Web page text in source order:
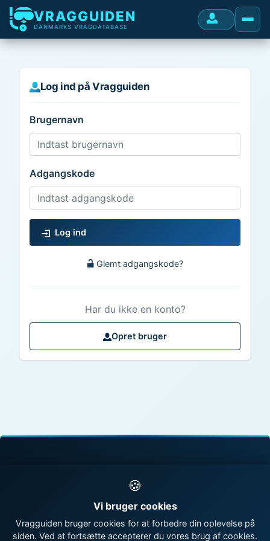
VRAGGUIDEN
DANMARKS VRAGDATABASE
Log ind på Vragguiden
Brugernavn
Adgangskode
Log ind
Glemt adgangskode?
Har du ikke en konto?
Opret bruger
vragdatabase
| Om Vragguiden
🍪
Vi bruger cookies
Vragguiden bruger cookies for at forbedre din oplevelse på
siden. Ved at fortsætte accepterer du vores brug af cookies.